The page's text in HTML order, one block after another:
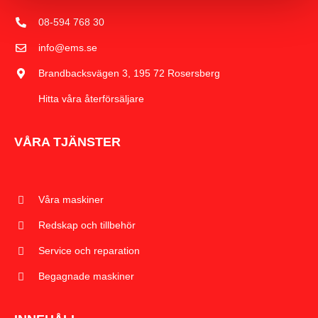
08-594 768 30
info@ems.se
Brandbacksvägen 3, 195 72 Rosersberg
Hitta våra återförsäljare
VÅRA TJÄNSTER
Våra maskiner
Redskap och tillbehör
Service och reparation
Begagnade maskiner